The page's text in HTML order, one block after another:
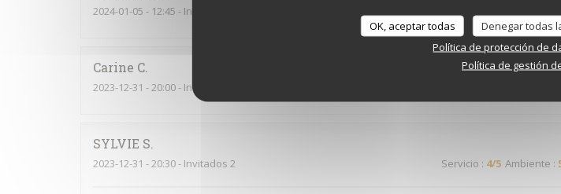
OK, aceptar todas Denegar todas
Política de protección de
Política de gestión
2024-01-05 - 12:45 - Invitados 2
Carine C
2023-12-31 - 20:00 - Invitados 2
SYLVIE S
2023-12-31 - 20:30 - Invitados 2 Servicio : 4/5 Ambiente :